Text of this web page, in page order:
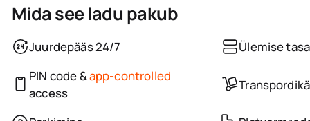
Mida see ladu pakub
Juurdepääs 24/7
Ülemise
PIN code &app-controlled
access